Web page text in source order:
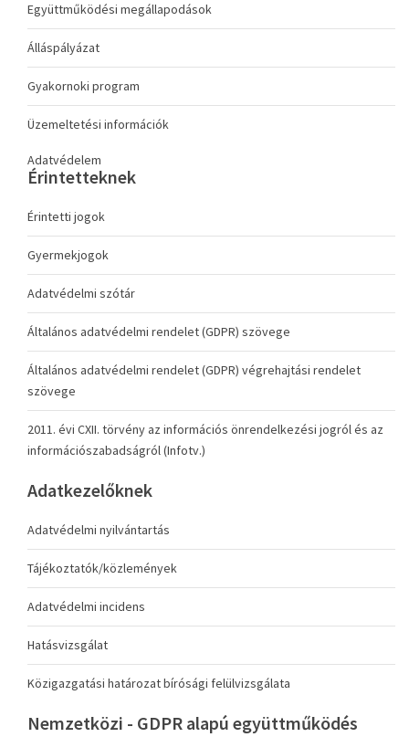
Együttműködési megállapodások
Álláspályázat
Gyakornoki program
Üzemeltetési információk
Adatvédelem
Érintetteknek
Érintetti jogok
Gyermekjogok
Adatvédelmi szótár
Általános adatvédelmi rendelet (GDPR) szövege
Általános adatvédelmi rendelet (GDPR) végrehajtási rendelet
szövege
2011. évi CXII. törvény az információs önrendelkezési jogról és az
információszabadságról (Infotv.)
Adatkezelőknek
Adatvédelmi nyilvántartás
Tájékoztatók/közlemények
Adatvédelmi incidens
Hatásvizsgálat
Közigazgatási határozat bírósági felülvizsgálata
Nemzetközi - GDPR alapú együttműködés